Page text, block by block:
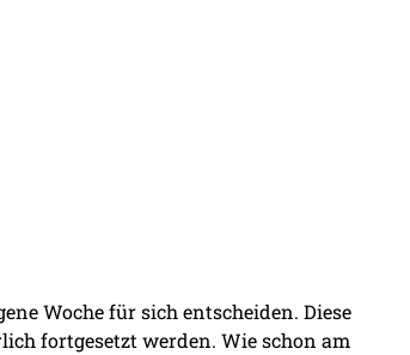
Woche für sich entscheiden. Diese
fortgesetzt werden. Wie schon am